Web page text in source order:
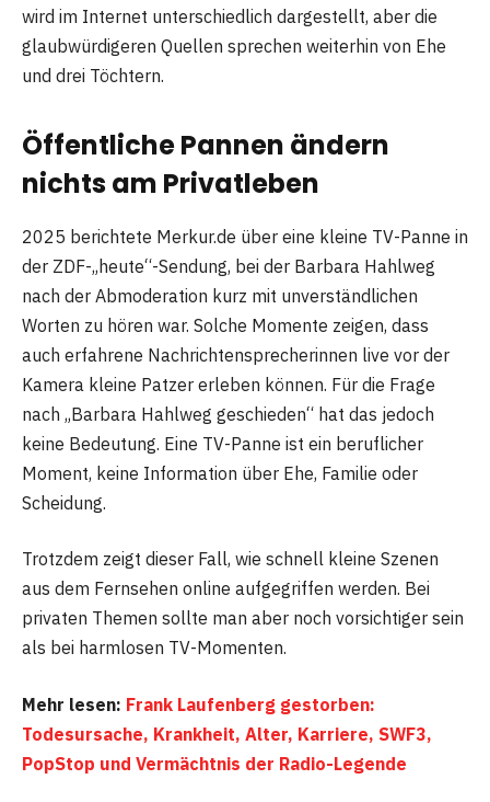
wird im Internet unterschiedlich dargestellt, aber die
glaubwürdigeren Quellen sprechen weiterhin von Ehe
und drei Töchtern.
Öffentliche Pannen ändern
nichts am Privatleben
2025 berichtete Merkur.de über eine kleine TV-Panne in
der ZDF-„heute“-Sendung, bei der Barbara Hahlweg
nach der Abmoderation kurz mit unverständlichen
Worten zu hören war. Solche Momente zeigen, dass
auch erfahrene Nachrichtensprecherinnen live vor der
Kamera kleine Patzer erleben können. Für die Frage
nach „Barbara Hahlweg geschieden“ hat das jedoch
keine Bedeutung. Eine TV-Panne ist ein beruflicher
Moment, keine Information über Ehe, Familie oder
Scheidung.
Trotzdem zeigt dieser Fall, wie schnell kleine Szenen
aus dem Fernsehen online aufgegriffen werden. Bei
privaten Themen sollte man aber noch vorsichtiger sein
als bei harmlosen TV-Momenten.
Mehr lesen: Frank Laufenberg gestorben:
Todesursache, Krankheit, Alter, Karriere, SWF3,
PopStop und Vermächtnis der Radio-Legende